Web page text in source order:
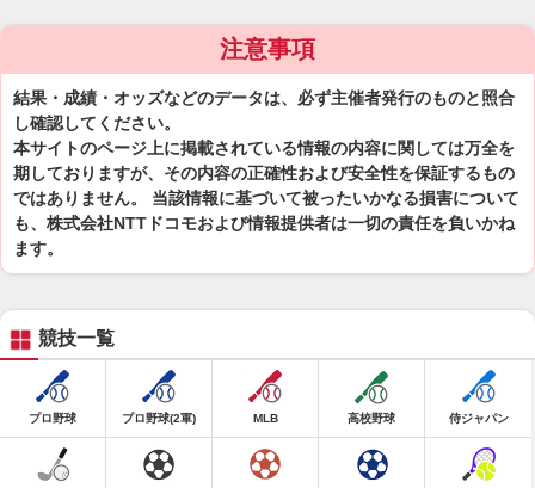
注意事項
結果・成績・オッズなどのデータは、必ず主催者発行のものと照合
し確認してください。
本サイトのページ上に掲載されている情報の内容に関しては万全を
期しておりますが、その内容の正確性および安全性を保証するもの
ではありません。 当該情報に基づいて被ったいかなる損害について
も、株式会社NTTドコモおよび情報提供者は一切の責任を負いかね
ます。
競技一覧
プロ野球 プロ野球(2軍) MLB 高校野球 侍ジャパン